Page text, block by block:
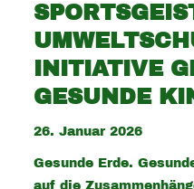
INITIATIVE
GESUNDE
26. Januar 2026
Gesunde Erde.
auf die